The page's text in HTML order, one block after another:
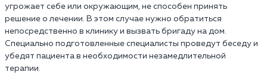
угрожает себе или окружающим, не способен принять
решение о лечении. В этом случае нужно обратиться
непосредственно в клинику и вызвать бригаду на дом.
Специально подготовленные специалисты проведут беседу и
убедят пациента в необходимости незамедлительной
терапии.